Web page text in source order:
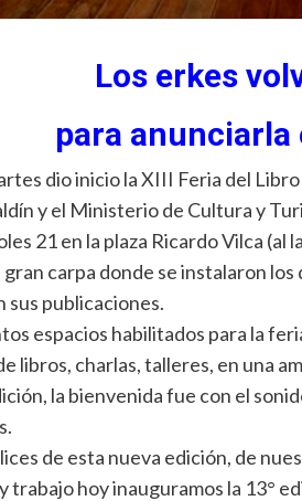
Los erkes
para anunciarla
dio inicio la XIII Feria del
y el Ministerio de Cultura y
21 en la plaza Ricardo Vilca (al
gran carpa donde se instalaron
sus publicaciones.
espacios habilitados para la
libros, charlas, talleres, en una
la bienvenida fue con el
de esta nueva edición, de
trabajo hoy inauguramos la 13°